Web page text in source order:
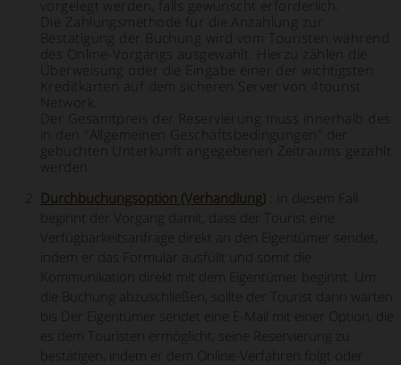
vorgelegt werden, falls gewünscht erforderlich.
Die Zahlungsmethode für die Anzahlung zur
Bestätigung der Buchung wird vom Touristen während
des Online-Vorgangs ausgewählt. Hierzu zählen die
Überweisung oder die Eingabe einer der wichtigsten
Kreditkarten auf dem sicheren Server von 4tourist
Network.
Der Gesamtpreis der Reservierung muss innerhalb des
in den "Allgemeinen Geschäftsbedingungen" der
gebuchten Unterkunft angegebenen Zeitraums gezahlt
werden
Durchbuchungsoption (Verhandlung) : In diesem Fall
beginnt der Vorgang damit, dass der Tourist eine
Verfügbarkeitsanfrage direkt an den Eigentümer sendet,
indem er das Formular ausfüllt und somit die
Kommunikation direkt mit dem Eigentümer beginnt. Um
die Buchung abzuschließen, sollte der Tourist dann warten
bis Der Eigentümer sendet eine E-Mail mit einer Option, die
es dem Touristen ermöglicht, seine Reservierung zu
bestätigen, indem er dem Online-Verfahren folgt oder